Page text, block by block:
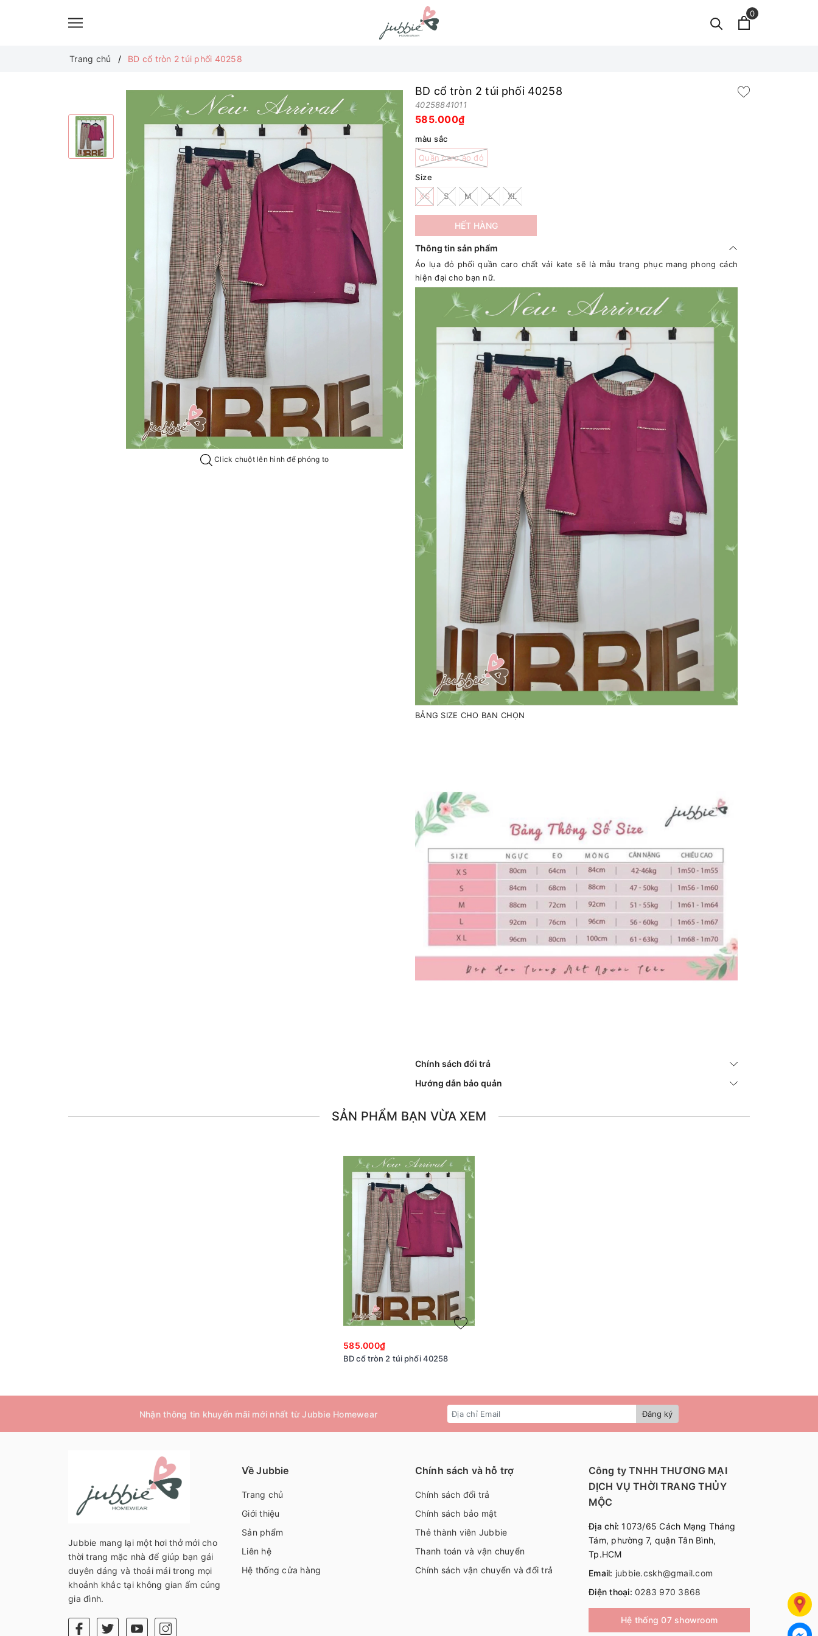
0
Trang chủ BD cổ tròn 2 túi phối 40258
Click chuột lên hình để phóng to
BD cổ tròn 2 túi phối 40258
40258841011
585.000₫
màu sắc
Quần caro áo đỏ
Size
XS
S M L XL
HẾT HÀNG
Thông tin sản phẩm
Áo lụa đỏ phối quần caro chất vải kate sẽ là mẫu trang phục mang phong cách
hiện đại cho bạn nữ.
BẢNG SIZE CHO BẠN CHỌN
Chính sách đổi trả
Hướng dẫn bảo quản
SẢN PHẨM BẠN VỪA XEM
585.000₫
BD cổ tròn 2 túi phối 40258
Nhận thông tin khuyến mãi mới nhất từ Jubbie Homewear Đăng ký
Jubbie mang lại một hơi thở mới cho
thời trang mặc nhà để giúp bạn gái
duyên dáng và thoải mái trong mọi
khoảnh khắc tại không gian ấm cúng
gia đình.
Về Jubbie
Trang chủ
Giới thiệu
Sản phẩm
Liên hệ
Hệ thống cửa hàng
Chính sách và hỗ trợ
Chính sách đổi trả
Chính sách bảo mật
Thẻ thành viên Jubbie
Thanh toán và vận chuyển
Chính sách vận chuyển và đổi trả
Công ty TNHH THƯƠNG MẠI
DỊCH VỤ THỜI TRANG THỦY
MỘC
Địa chỉ: 1073/65 Cách Mạng Tháng
Tám, phường 7, quận Tân Bình,
Tp.HCM
Email: jubbie.cskh@gmail.com
Điện thoại: 0283 970 3868
Hệ thống 07 showroom